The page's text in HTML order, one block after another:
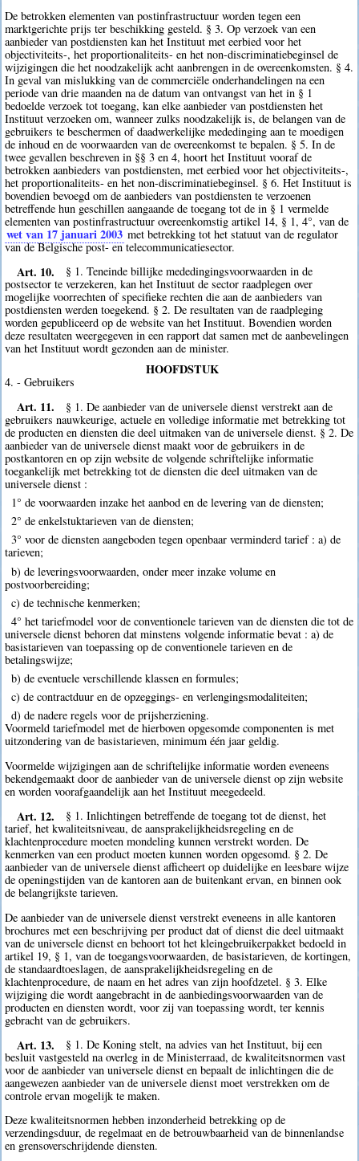
De betrokken elementen van postinfrastructuur worden tegen een
marktgerichte prijs ter beschikking gesteld. § 3. Op verzoek van een
aanbieder van postdiensten kan het Instituut met eerbied voor het
objectiviteits-, het proportionaliteits- en het non-discriminatiebeginsel de
wijzigingen die het noodzakelijk acht aanbrengen in de overeenkomsten. § 4.
In geval van mislukking van de commerciële onderhandelingen na een
periode van drie maanden na de datum van ontvangst van het in § 1
bedoelde verzoek tot toegang, kan elke aanbieder van postdiensten het
Instituut verzoeken om, wanneer zulks noodzakelijk is, de belangen van de
gebruikers te beschermen of daadwerkelijke mededinging aan te moedigen
de inhoud en de voorwaarden van de overeenkomst te bepalen. § 5. In de
twee gevallen beschreven in §§ 3 en 4, hoort het Instituut vooraf de
betrokken aanbieders van postdiensten, met eerbied voor het objectiviteits-,
het proportionaliteits- en het non-discriminatiebeginsel. § 6. Het Instituut is
bovendien bevoegd om de aanbieders van postdiensten te verzoenen
betreffende hun geschillen aangaande de toegang tot de in § 1 vermelde
elementen van postinfrastructuur overeenkomstig artikel 14, § 1, 4°, van de
wet van 17 januari 2003 met betrekking tot het statuut van de regulator
van de Belgische post- en telecommunicatiesector.
Art. 10.
§ 1. Teneinde billijke mededingingsvoorwaarden in de
postsector te verzekeren, kan het Instituut de sector raadplegen over
mogelijke voorrechten of specifieke rechten die aan de aanbieders van
postdiensten werden toegekend. § 2. De resultaten van de raadpleging
worden gepubliceerd op de website van het Instituut. Bovendien worden
deze resultaten weergegeven in een rapport dat samen met de aanbevelingen
van het Instituut wordt gezonden aan de minister.
HOOFDSTUK
4. - Gebruikers
Art. 11.
§ 1. De aanbieder van de universele dienst verstrekt aan de
gebruikers nauwkeurige, actuele en volledige informatie met betrekking tot
de producten en diensten die deel uitmaken van de universele dienst. § 2. De
aanbieder van de universele dienst maakt voor de gebruikers in de
postkantoren en op zijn website de volgende schriftelijke informatie
toegankelijk met betrekking tot de diensten die deel uitmaken van de
universele dienst :
1° de voorwaarden inzake het aanbod en de levering van de diensten;
2° de enkelstuktarieven van de diensten;
3° voor de diensten aangeboden tegen openbaar verminderd tarief : a) de
tarieven;
b) de leveringsvoorwaarden, onder meer inzake volume en
postvoorbereiding;
c) de technische kenmerken;
4° het tariefmodel voor de conventionele tarieven van de diensten die tot de
universele dienst behoren dat minstens volgende informatie bevat : a) de
basistarieven van toepassing op de conventionele tarieven en de
betalingswijze;
b) de eventuele verschillende klassen en formules;
c) de contractduur en de opzeggings- en verlengingsmodaliteiten;
d) de nadere regels voor de prijsherziening.
Voormeld tariefmodel met de hierboven opgesomde componenten is met
uitzondering van de basistarieven, minimum één jaar geldig.
Voormelde wijzigingen aan de schriftelijke informatie worden eveneens
bekendgemaakt door de aanbieder van de universele dienst op zijn website
en worden voorafgaandelijk aan het Instituut meegedeeld.
Art. 12.
§ 1. Inlichtingen betreffende de toegang tot de dienst, het
tarief, het kwaliteitsniveau, de aansprakelijkheidsregeling en de
klachtenprocedure moeten mondeling kunnen verstrekt worden. De
kenmerken van een product moeten kunnen worden opgesomd. § 2. De
aanbieder van de universele dienst afficheert op duidelijke en leesbare wijze
de openingstijden van de kantoren aan de buitenkant ervan, en binnen ook
de belangrijkste tarieven.
De aanbieder van de universele dienst verstrekt eveneens in alle kantoren
brochures met een beschrijving per product dat of dienst die deel uitmaakt
van de universele dienst en behoort tot het kleingebruikerpakket bedoeld in
artikel 19, § 1, van de toegangsvoorwaarden, de basistarieven, de kortingen,
de standaardtoeslagen, de aansprakelijkheidsregeling en de
klachtenprocedure, de naam en het adres van zijn hoofdzetel. § 3. Elke
wijziging die wordt aangebracht in de aanbiedingsvoorwaarden van de
producten en diensten wordt, voor zij van toepassing wordt, ter kennis
gebracht van de gebruikers.
Art. 13.
§ 1. De Koning stelt, na advies van het Instituut, bij een
besluit vastgesteld na overleg in de Ministerraad, de kwaliteitsnormen vast
voor de aanbieder van universele dienst en bepaalt de inlichtingen die de
aangewezen aanbieder van de universele dienst moet verstrekken om de
controle ervan mogelijk te maken.
Deze kwaliteitsnormen hebben inzonderheid betrekking op de
verzendingsduur, de regelmaat en de betrouwbaarheid van de binnenlandse
en grensoverschrijdende diensten.